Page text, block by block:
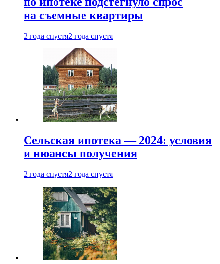
на съемные квартиры
2 года спустя2 года спустя
Сельская ипотека — 2024: условия
и нюансы получения
2 года спустя2 года спустя